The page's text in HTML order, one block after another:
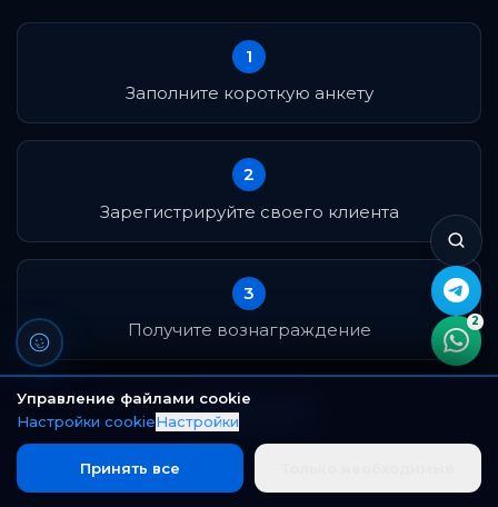
1
Заполните короткую анкету
2
Зарегистрируйте своего клиента
3
Получите вознаграждение
Подробнее
2
Управление файлами cookie
Настройки cookieНастройки
Принять все